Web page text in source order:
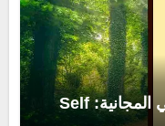
(٣٠) أفضل مواقع التعليم الذاتي المجانية: Self